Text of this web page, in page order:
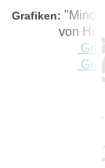
Grafiken:
von